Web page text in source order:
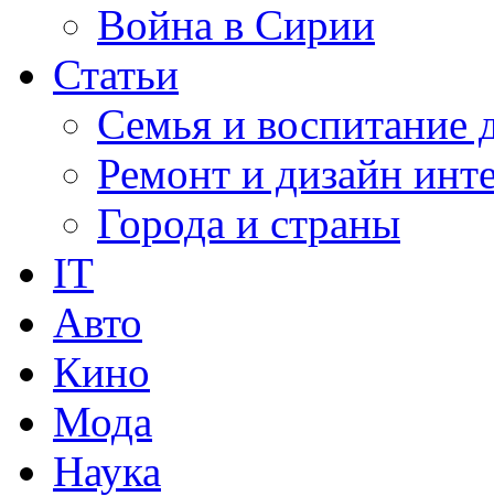
Война в Сирии
Статьи
Семья и воспитание
Ремонт и дизайн
Города и страны
IT
Авто
Кино
Мода
Наука